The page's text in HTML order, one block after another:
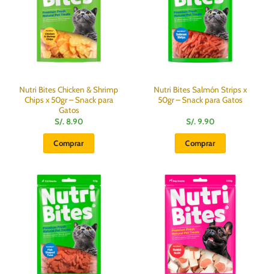
Nutri Bites Chicken & Shrimp
Chips x 50gr – Snack para
Gatos
S/.8.90
Comprar
Nutri Bites Salmón Strips x
50gr – Snack para Gatos
S/.9.90
Comprar